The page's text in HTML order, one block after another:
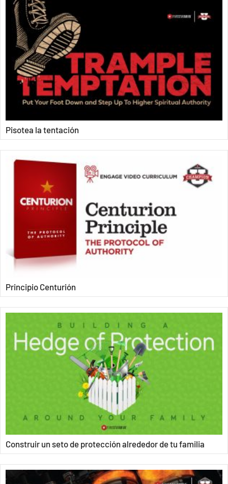
Pisotea la tentación
Principio Centurión
Construir un seto de protección alrededor de tu familia